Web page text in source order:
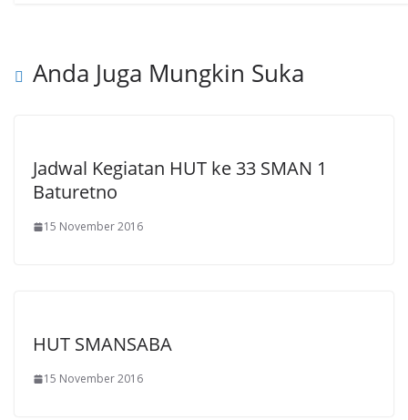
Anda Juga Mungkin Suka
Jadwal Kegiatan HUT ke 33 SMAN 1
Baturetno
15 November 2016
HUT SMANSABA
15 November 2016